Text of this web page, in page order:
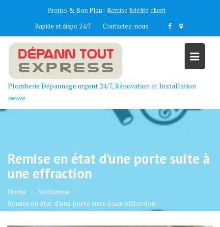
Promo & Bon Plan : Remise fidélité client
Rapide et dispo 24/7
Contactez-nous
Plomberie Dépannage urgent 24/7, Rénovation et Installation
neuve
Remise en état d’une porte suite à
une effraction
Home
Serrurerie
Remise en état d’une porte suite à une effraction